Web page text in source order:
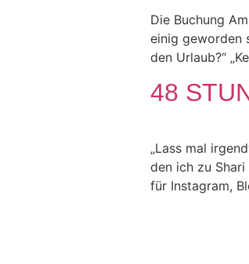
Die Buchung
einig geworden
den Urlaub?“
48
„Lass mal
den ich zu
für Instagram,